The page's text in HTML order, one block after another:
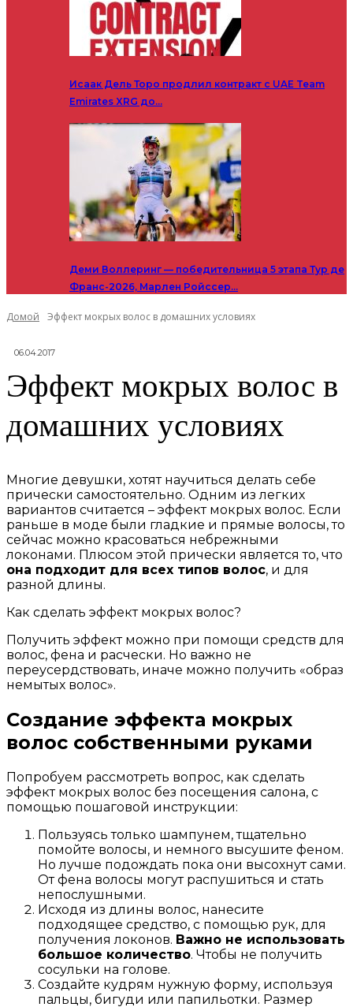
Исаак Дель Торо продлил контракт с UAE Team
Emirates XRG до…
Деми Воллеринг — победительница 5 этапа Тур де
Франс-2026, Марлен Ройссер…
Домой Эффект мокрых волос в домашних условиях
06.04.2017
Эффект мокрых волос в
домашних условиях
Многие девушки, хотят научиться делать себе
прически самостоятельно. Одним из легких
вариантов считается – эффект мокрых волос. Если
раньше в моде были гладкие и прямые волосы, то
сейчас можно красоваться небрежными
локонами. Плюсом этой прически является то, что
она подходит для всех типов волос, и для
разной длины.
Как сделать эффект мокрых волос?
Получить эффект можно при помощи средств для
волос, фена и расчески. Но важно не
переусердствовать, иначе можно получить «образ
немытых волос».
Создание эффекта мокрых
волос собственными руками
Попробуем рассмотреть вопрос, как сделать
эффект мокрых волос без посещения салона, с
помощью пошаговой инструкции:
Пользуясь только шампунем, тщательно
помойте волосы, и немного высушите феном.
Но лучше подождать пока они высохнут сами.
От фена волосы могут распушиться и стать
непослушными.
Исходя из длины волос, нанесите
подходящее средство, с помощью рук, для
получения локонов. Важно не использовать
большое количество. Чтобы не получить
сосульки на голове.
Создайте кудрям нужную форму, используя
пальцы, бигуди или папильотки. Размер